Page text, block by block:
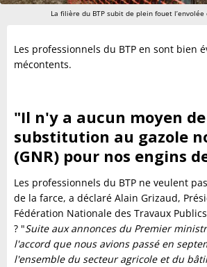
La filière du BTP subit de plein fouet l’envolée
Les professionnels du BTP en sont bien
mécontents.
"Il n'y a aucun moyen de
substitution au gazole
(GNR) pour nos engins
Les professionnels du BTP ne veulent
de la farce, a déclaré Alain Grizaud,
Fédération Nationale des Travaux Publics
? "Suite aux annonces du Premier
l'accord que nous avions passé en
l'ensemble du secteur agricole et du